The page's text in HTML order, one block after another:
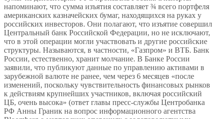
напоминают, что сумма изъятия составляет ¾ всего портфеля
американских казначейских бумаг, находящихся на руках у
российских инвесторов. Они полагают, что изъятие совершил
Центральный банк Российской Федерации, но не исключают,
что в этой операции могли участвовать и другие российские
структуры. Называются, в частности, «Газпром» и ВТБ. Банк
России, естественно, хранит молчание. В Банке России
заявили, что публикуют данные по управлению активами в
зарубежной валюте не ранее, чем через 6 месяцев «после
изменений, поскольку чувствительность финансовых рынков
к действиям крупнейших участников, включая российский
ЦБ, очень высока» (ответ главы пресс-службы Центробанка
РФ Анны Граник на вопрос информационного агентства